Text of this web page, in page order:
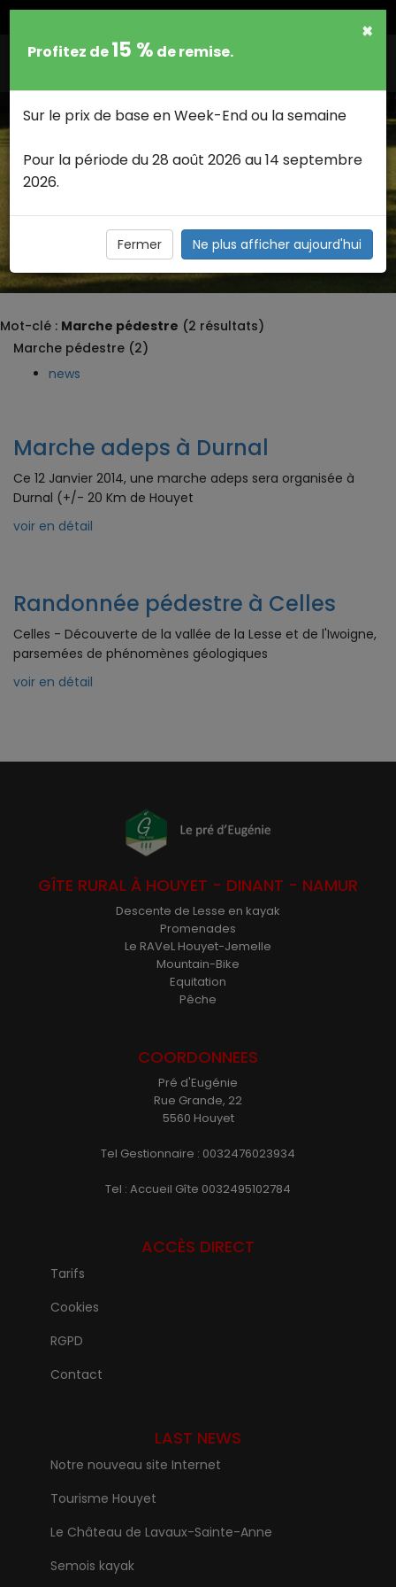
Marche pédestre : Marche-en-famenne Luxembourg
Dinant Mons Arlon
Mot-clé : Marche pédestre (2 résultats)
Marche pédestre (2)
news
Marche adeps à Durnal
Ce 12 Janvier 2014, une marche adeps sera organisée à
Durnal (+/- 20 Km de Houyet
voir en détail
Randonnée pédestre à Celles
Celles - Découverte de la vallée de la Lesse et de l'Iwoigne,
parsemées de phénomènes géologiques
voir en détail
GÎTE RURAL À HOUYET - DINANT - NAMUR
Descente de Lesse en kayak
Promenades
Le RAVeL Houyet-Jemelle
Mountain-Bike
Equitation
Pêche
COORDONNEES
Pré d'Eugénie
Rue Grande, 22
5560 Houyet
Tel Gestionnaire : 0032476023934
Tel : Accueil Gîte 0032495102784
ACCÈS DIRECT
Tarifs
Cookies
RGPD
Contact
LAST NEWS
Notre nouveau site Internet
Tourisme Houyet
Le Château de Lavaux-Sainte-Anne
Semois kayak
×
Profitez de15 % de remise.
Sur le prix de base en Week-End ou la semaine
Pour la période du 28 août 2026 au 14 septembre
2026.
Fermer Ne plus afficher aujourd'hui